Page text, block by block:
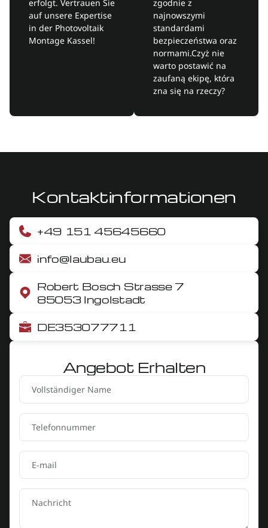
zgodnie z
najnowszymi
standardami
bezpieczeństwa oraz
normami.Czyż nie
warto postawić na
zaufaną ekipę, która
zna się na rzeczy?
erfolgt. Vertrauen Sie
auf unsere Expertise
in der Photovoltaik
Montage Kassel!
Angebot Erhalten
Kontaktinformationen
+49 151 45645660
info@laubau.eu
Robert Bosch Strasse 7
85053 Ingolstadt
DE353077711